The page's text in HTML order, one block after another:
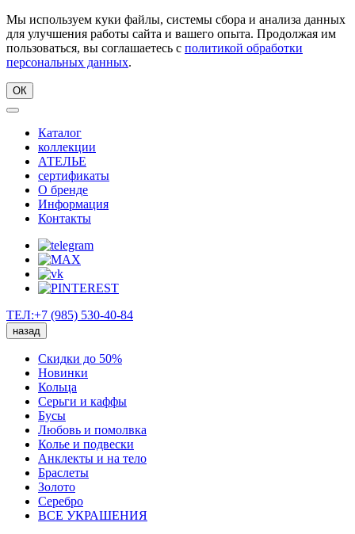
Мы используем куки файлы, системы сбора и анализа данных
для улучшения работы сайта и вашего опыта. Продолжая им
пользоваться, вы соглашаетесь с политикой обработки
персональных данных.
ОК
Каталог
коллекции
АТЕЛЬЕ
сертификаты
О бренде
Информация
Контакты
ТЕЛ:+7 (985) 530-40-84
назад
Скидки до 50%
Новинки
Кольца
Серьги и каффы
Бусы
Любовь и помолвка
Колье и подвески
Анклекты и на тело
Браслеты
Золото
Серебро
ВСЕ УКРАШЕНИЯ